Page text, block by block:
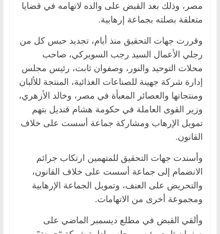
مصر، وذلك بعد القبض على والده لاتهامه في قضايا
متعلقة بصلته بجماعة إرهابية.
وقررت جهات التحقيق منذ أيام، تجديد حبس كل من
رجلي الأعمال السيد رجب السويركي، صاحب
محلات التوحيد والنور، وصفوان ثابت، رئيس مجلس
إدارة شركة جهينة للصناعات الغذائية، المنتجة للألبان
ومنتجاتها والعصائر المعبأة في مصر، وخالد الأزهري،
وزير القوى العاملة في حكومة هشام قنديل بتهم
تمويل الإرهاب ومشاركة جماعة أسست على خلاف
القانون.
وأسندت جهات التحقيق للمتهمين ارتكاب جرائم
الانضمام إلى جماعة أسست على خلاف القانون،
والتحريض على العنف، وتمويل الجماعة الإرهابية
ومجموعة أخرى من الاتهامات.
وألقي القبض في مطلع ديسمبر الماضي على